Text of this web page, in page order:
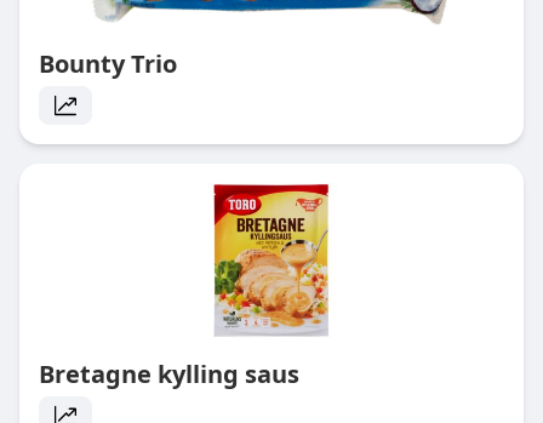
Bounty Trio
Bretagne kylling saus